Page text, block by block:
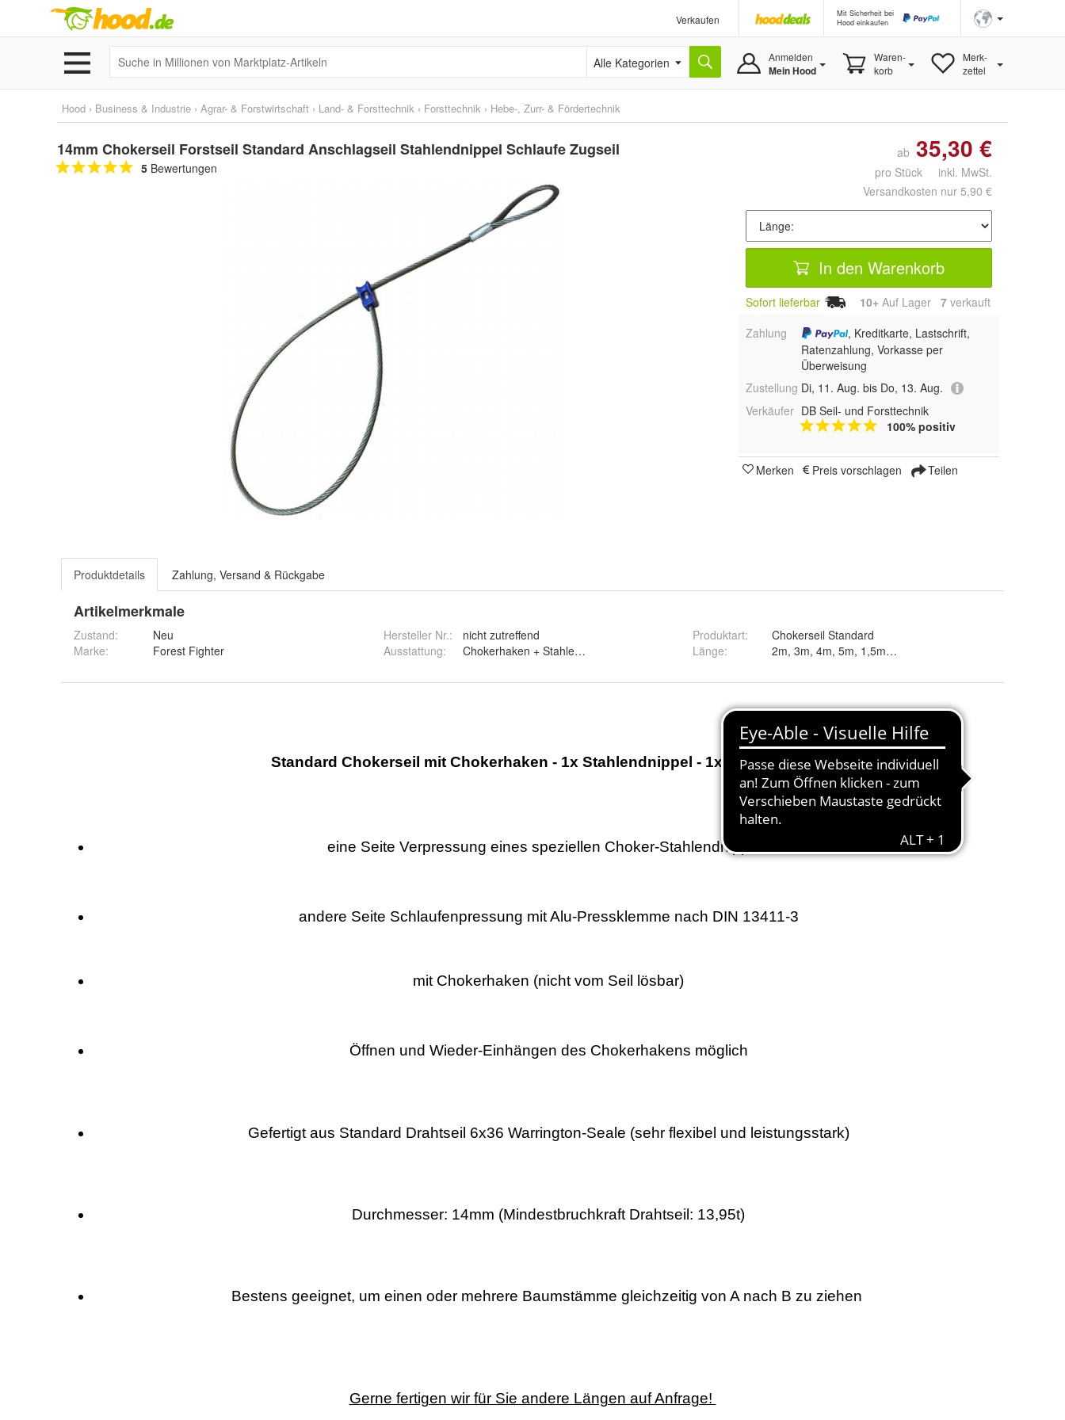
Verkaufen
Mit Sicherheit bei
Hood einkaufen
Alle Kategorien Anmelden
Mein Hood
Waren-
korb
Merk-
zettel
Hood › Business & Industrie › Agrar- & Forstwirtschaft › Land- & Forsttechnik › Forsttechnik › Hebe-, Zurr- & Fördertechnik
14mm Chokerseil Forstseil Standard Anschlagseil Stahlendnippel Schlaufe Zugseil
5 Bewertungen
ab 35,30 €
pro Stück inkl. MwSt.
Versandkosten nur 5,90 €
In den Warenkorb
Sofort lieferbar 10+ Auf Lager 7 verkauft
Zahlung
, Kreditkarte, Lastschrift,
Ratenzahlung, Vorkasse per
Überweisung
Zustellung Di, 11. Aug. bis Do, 13. Aug.
Verkäufer DB Seil- und Forsttechnik
100% positiv
Merken Preis vorschlagen Teilen
Produktdetails Zahlung, Versand & Rückgabe
Artikelmerkmale
Zustand:
Neu
Marke:
Forest Fighter
Hersteller Nr.:
nicht zutreffend
Ausstattung: Chokerhaken + Stahlendnippel + Schlaufe
Produktart:
Chokerseil Standard
Länge: